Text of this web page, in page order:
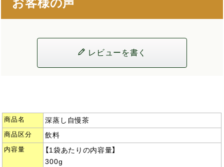
お客様の声
レビューを書く
商品名 深蒸し自慢茶
商品区分 飲料
内容量
【1袋あたりの内容量】
300g